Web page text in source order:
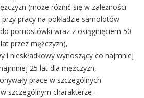
(może różnić się w zależności
pracy na pokładzie samolotów
pomostówki wraz z osiągnięciem 50
przez mężczyzn),
i nieskładkowy wynoszący co najmniej
25 lat dla mężczyzn,
prace w szczególnych
szczególnym charakterze –